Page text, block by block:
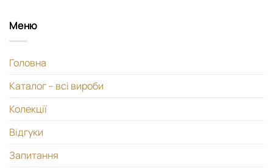
Меню
Головна
Каталог – всі вироби
Колекції
Відгуки
Запитання